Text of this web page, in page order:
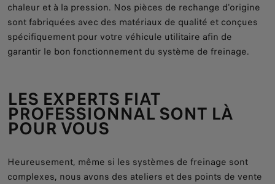
chaleur et à la pression. Nos pièces de rechange d'origine
sont fabriquées avec des matériaux de qualité et conçues
spécifiquement pour votre véhicule utilitaire afin de
garantir le bon fonctionnement du système de freinage.
LES EXPERTS FIAT
PROFESSIONNAL SONT LÀ
POUR VOUS
Heureusement, même si les systèmes de freinage sont
complexes, nous avons des ateliers et des points de vente